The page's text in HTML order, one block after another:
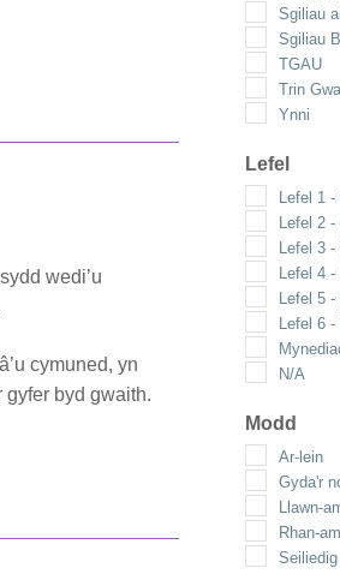
wedi’u
cymuned, yn
byd gwaith.
Sgiliau
Sgiliau
TGAU
Trin
Ynni
Lefel
Lefel 1
Lefel 2 -
Lefel 3 -
Lefel 4 -
Lefel 5 -
Lefel 6 -
N/A
Modd
Ar-lein
Gyda'r
Llawn-
Rhan-